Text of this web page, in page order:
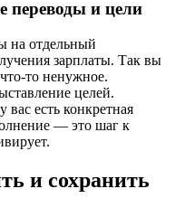
переводы и цели
на отдельный
зарплаты. Так вы
то ненужное.
целей.
есть конкретная
— это шаг к
и сохранить